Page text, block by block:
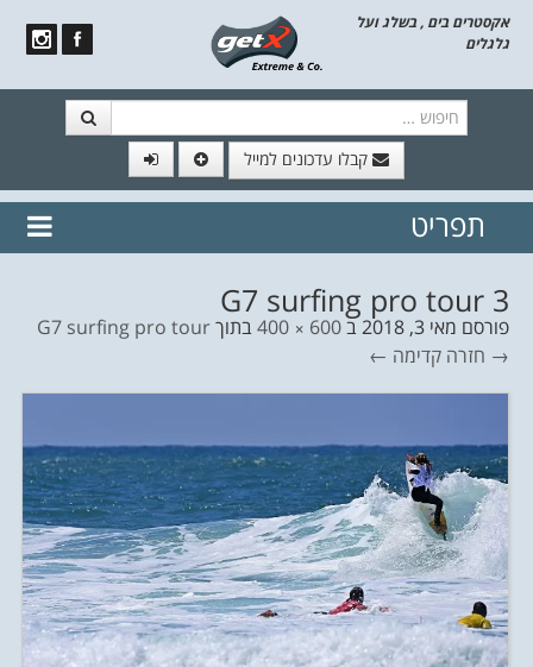
אקסטרים בים , בשלג ועל
גלגלים
קבלו עדכונים למייל
// הצטרף לרשימת תפוצה!
נשמח
תפריט
G7 surfing pro tour 3
פורסם מאי 3, 2018 ב600 × 400 בתוךG7 surfing pro tour
→ חזרה קדימה ←